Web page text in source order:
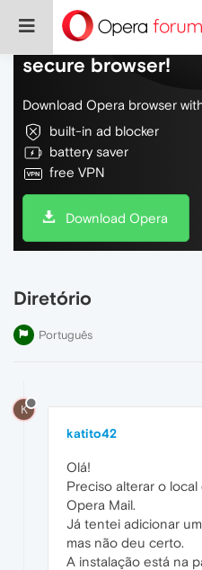
Do more on the
secure browser!
Download Opera browser
built-in ad blocker
battery saver
free VPN
Download Opera
Diretório
Português
K
katito42
Olá!
Preciso alterar o
Opera Mail.
Já tentei adicionar
mas não deu certo.
A instalação está na